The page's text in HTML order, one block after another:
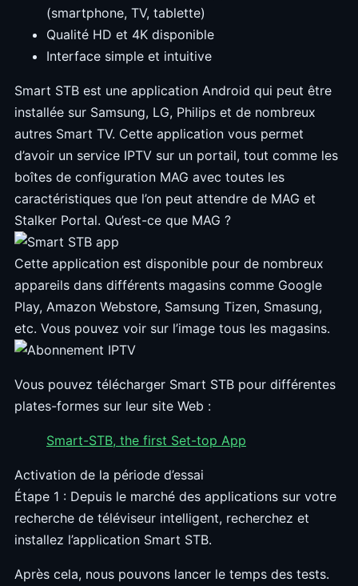
(smartphone, TV, tablette)
Qualité HD et 4K disponible
Interface simple et intuitive
Smart STB est une application Android qui peut être
installée sur Samsung, LG, Philips et de nombreux
autres Smart TV. Cette application vous permet
d’avoir un service IPTV sur un portail, tout comme les
boîtes de configuration MAG avec toutes les
caractéristiques que l’on peut attendre de MAG et
Stalker Portal. Qu’est-ce que MAG ?
Cette application est disponible pour de nombreux
appareils dans différents magasins comme Google
Play, Amazon Webstore, Samsung Tizen, Smasung,
etc. Vous pouvez voir sur l’image tous les magasins.
Vous pouvez télécharger Smart STB pour différentes
plates-formes sur leur site Web :
Smart-STB, the first Set-top App
Activation de la période d’essai
Étape 1 : Depuis le marché des applications sur votre
recherche de téléviseur intelligent, recherchez et
installez l’application Smart STB.
Après cela, nous pouvons lancer le temps des tests.